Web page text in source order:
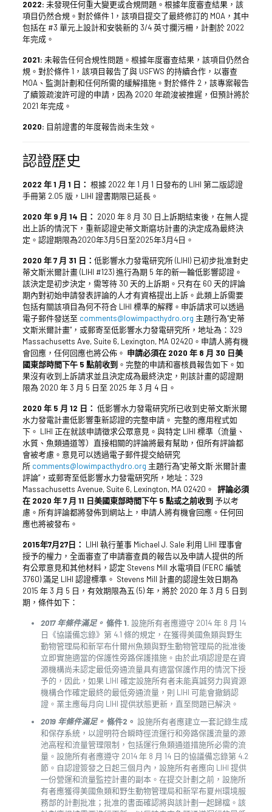
2022: 未發現任何重大變更或合規問題。根據年度審查結果，該
項目仍然合規。對於條件 1，該項目提交了最終修訂的 MOA，其中
包括在 #3 單元上設計和安裝新的 3/4 英寸攔污柵，計劃於 2022
年完成。
2021: 未報告任何合規性問題。根據年度審查結果，該項目仍然合
規。對於條件 1，該項目報告了與 USFWS 的持續合作，以審查
MOA、監測計劃和任何所需的緩解措施。對於條件 2，該專案報告
了續簽疏浚許可證的申請，因為 2020 年疏浚被推遲，但預計將於
2021 年完成。
2020: 目前證書的年度報告尚未生效。
認證歷史
2022 年 1 月 1 日： 根據 2022 年 1 月 1 日發布的 LIHI 第二版認證
手冊第 2.05 版，LIHI 證書期限已延長。
2020 年 9 月 14 日： 2020 年 8 月 30 日上訴期結束後，在無人提
出上訴的情況下，重新認證史蒂文斯磨坊計畫的決定成為最終決
定。認證期限為2020年3月5日至2025年3月4日。
2020 年 7 月 31 日： 低影響水力發電研究所 (LIHI) 已初步批准對史
蒂文斯米爾計畫 (LIHI #123) 進行為期 5 年的新一輪低影響認證。
該決定是初步決定，需等待 30 天的上訴期。只有在 60 天的評論
期內對初始申請發表評論的人才有資格提出上訴。此類上訴需要
包括有關該項目為何不符合 LIHI 標準的解釋。申訴請求可以透過
電子郵件發送至 comments@lowimpacthydro.org 主題行為“史蒂
文斯米爾計畫”，或郵寄至低影響水力發電研究所，地址為：329
Massachusetts Ave, Suite 6, Lexington, MA 02420。申請人將有機
會回應，任何回應也將公佈。 申請必須在 2020 年 8 月 30 日美
國東部時間下午 5 點前收到。完整的申請和審核員報告如下。如
果沒有收到上訴請求並且決定成為最終決定，則該計畫的認證期
限為 2020 年 3 月 5 日至 2025 年 3 月 4 日。
2020 年 5 月 12 日： 低影響水力發電研究所已收到史蒂文斯米爾
水力發電計畫低影響重新認證的完整申請。 完整的應用程式如
下。 LIHI 正在就該申請徵求公眾意見。與特定 LIHI 標準（流量、
水質、魚類通道等）直接相關的評論將最有幫助，但所有評論都
會被考慮。意見可以透過電子郵件提交給研究
所 comments@lowimpacthydro.org 主題行為“史蒂文斯·米爾計畫
評論”，或郵寄至低影響水力發電研究所，地址：329
Massachusetts Avenue, Suite 6, Lexington, MA 02420。 評論必須
在 2020 年 7 月 11 日美國東部時間下午 5 點或之前收到予以考
慮。所有評論都將發佈到網站上，申請人將有機會回應。任何回
應也將被發布。
2015年7月27日： LIHI 執行董事 Michael J. Sale 利用 LIHI 理事會
授予的權力，全面審查了申請審查員的報告以及申請人提供的所
有公眾意見和其他材料，認定 Stevens Mill 水電項目 (FERC 編號
3760) 滿足 LIHI 認證標準。 Stevens Mill 計畫的認證生效日期為
2015 年 3 月 5 日，有效期限為五 (5) 年，將於 2020 年 3 月 5 日到
期，條件如下：
2017 年條件滿足。 條件 1. 設施所有者應遵守 2014 年 8 月 14
日《協議備忘錄》第 4.1 條的規定，在獲得美國魚類與野生
動物管理局和新罕布什爾州魚類與野生動物管理局的批准後
立即實施適當的保護性旁路保護措施。由於此項認證是在資
源機構尚未認定最低旁通流量具有適當保護作用的情況下授
予的，因此，如果 LIHI 確定設施所有者未能真誠努力與資源
機構合作確定最終的最低旁通流量，則 LIHI 可能會撤銷認
證。業主應每月向 LIHI 提供狀態更新，直至問題已解決。
2019 年條件滿足。 條件2。 設施所有者應建立一套記錄生成
和保存系統，以證明符合瞬時徑流運行和旁路保護流量的源
池高程和流量管理限制，包括運行魚類通道措施所必需的流
量。設施所有者應遵守 2014 年 8 月 14 日的協議備忘錄第 4.2
節。自認證簽發之日起三個月內，設施所有者應向 LIHI 提供
一份營運和流量監控計畫的副本。在提交計劃之前，設施所
有者應獲得美國魚類和野生動物管理局和新罕布夏州環境服
務部的計劃批准；批准的書面確認將與該計劃一起歸檔。該